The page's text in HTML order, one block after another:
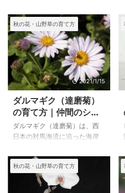
ジバカマ と呼ばれるように、
茶褐色の葉と茎と白花とのコ
ントラストが美しく、多花性
で株立ちになり先端にたくさ
んの花をつける多年草です。
とても丈夫で育てやすい植物
で、梅雨の時期に切り戻しを
することでコンパクトで、こ
んもりとした株になり沢山の
白い花を咲かせることが出来
ます。 下には同属の上三依水
生植物園で写したユーパトリ
せています。 上のユーパトリ
ウム'チョコレート'（Eupa ...
秋の花・山野草の育て方
2021/1/15
ダルマギク（達磨菊）
の育て方｜仲間のシュ
ウブンソウ（秋分草）
の特徴
ダルマギク（達磨菊）は、西
日本の対馬海流に沿った海岸
丈夫な植物ですが、日当たり
と水はけのよい場所を好むの
で、鉢の置き場所や地植えの
場合の植え場所は選ぶ必要が
秋の花・山野草の育て方